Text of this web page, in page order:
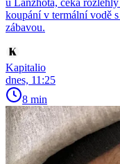
u Lanžhota, čeká
koupání v termální vodě
zábavou.
Kapitalio
dnes, 11:25
8 min